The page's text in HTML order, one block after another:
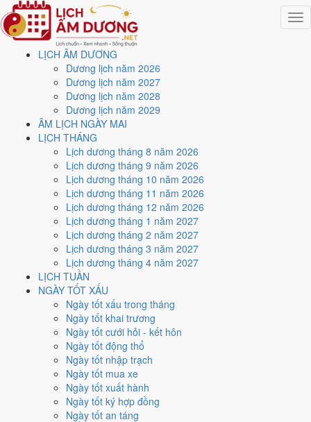
LỊCH ÂM DƯƠNG
Dương lịch năm 2026
Dương lịch năm 2027
Dương lịch năm 2028
Dương lịch năm 2029
ÂM LỊCH NGÀY MAI
LỊCH THÁNG
Lịch dương tháng 8 năm 2026
Lịch dương tháng 9 năm 2026
Lịch dương tháng 10 năm 2026
Lịch dương tháng 11 năm 2026
Lịch dương tháng 12 năm 2026
Lịch dương tháng 1 năm 2027
Lịch dương tháng 2 năm 2027
Lịch dương tháng 3 năm 2027
Lịch dương tháng 4 năm 2027
LỊCH TUẦN
NGÀY TỐT XẤU
Ngày tốt xấu trong tháng
Ngày tốt khai trương
Ngày tốt cưới hỏi - kết hôn
Ngày tốt động thổ
Ngày tốt nhập trạch
Ngày tốt mua xe
Ngày tốt xuất hành
Ngày tốt ký hợp đồng
Ngày tốt an táng
Trang chủ
Lịch năm 2026
Tháng 6/2026
Ngày 20/6/2026 (Ất Sửu)
Xem ngày20/6/2026
lịch - Ngày 6/5 âm lịch (Ất
Sửu) tốt hay xấu?
Ngày 20/6/2026 dương lịch (Thứ Bảy) là ngày 6/5/2026 âm lịch
Ất Sửu- Can khắc Chi, Trực Nguy, Sao Liễu, nạp âm Hải
Trung Kim. Tổng hòa, đây làNgày Bình Hòa
cho các việc quan trọng. Giờ Hoàng Đạo trong ngày:
Mão, Tỵ, Thân, Tuất, Hợi
Ngày Dương
Tháng 6 năm 2026
Tháng 5 âm năm 2026
Tiết Mang Chủng